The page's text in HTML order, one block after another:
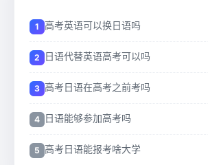
高考英语可以换日语吗
日语代替英语高考可以吗
高考日语在高考之前考吗
日语能够参加高考吗
高考日语能报考啥大学